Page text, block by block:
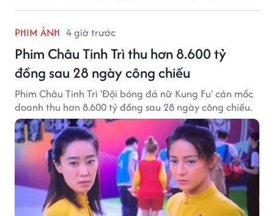
PHIM ẢNH 4 giờ trước
Phim Châu Tinh Trì thu hơn 8.600 tỷ
đồng sau 28 ngày công chiếu
Phim Châu Tinh Trì 'Đội bóng đá nữ Kung Fu' cán mốc
doanh thu hơn 8.600 tỷ đồng sau 28 ngày công chiếu.